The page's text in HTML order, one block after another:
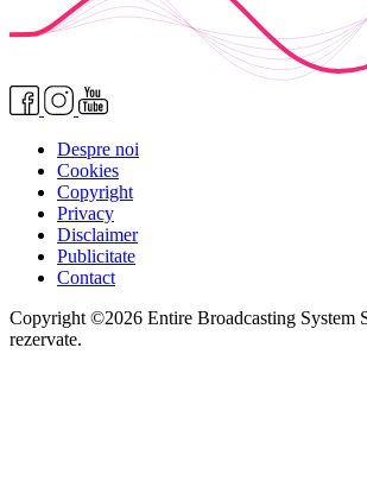
Despre noi
Cookies
Copyright
Privacy
Disclaimer
Publicitate
Contact
Copyright ©2026 Entire Broadcasting System
rezervate.